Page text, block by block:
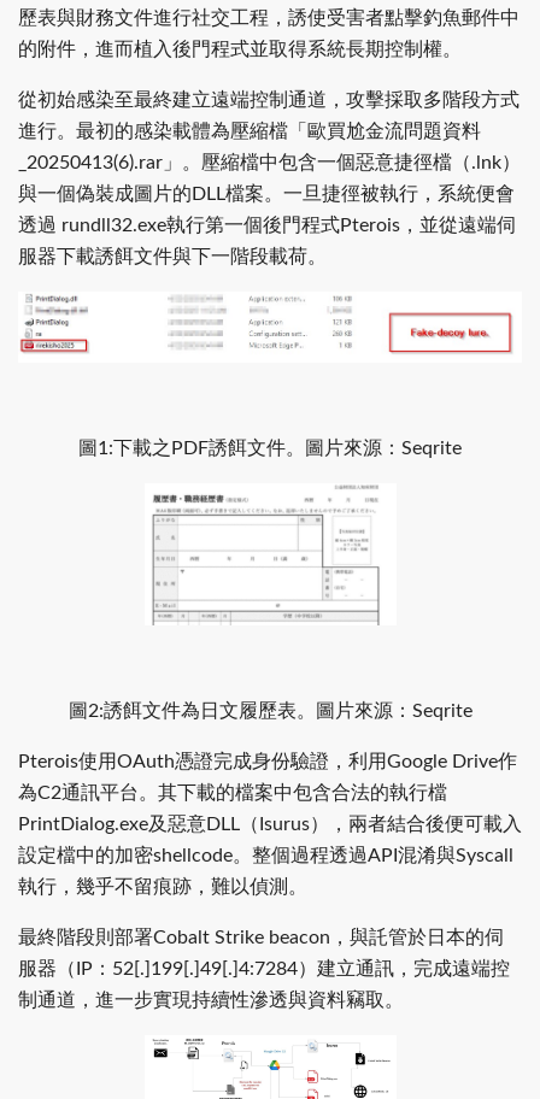
歷表與財務文件進行社交工程，誘使受害者點擊釣魚郵件中
的附件，進而植入後門程式並取得系統長期控制權。
從初始感染至最終建立遠端控制通道，攻擊採取多階段方式
進行。最初的感染載體為壓縮檔「歐買尬金流問題資料
_20250413(6).rar」。壓縮檔中包含一個惡意捷徑檔（.lnk）
與一個偽裝成圖片的DLL檔案。一旦捷徑被執行，系統便會
透過 rundll32.exe執行第一個後門程式Pterois，並從遠端伺
服器下載誘餌文件與下一階段載荷。
圖1:下載之PDF誘餌文件。圖片來源：Seqrite
圖2:誘餌文件為日文履歷表。圖片來源：Seqrite
Pterois使用OAuth憑證完成身份驗證，利用Google Drive作
為C2通訊平台。其下載的檔案中包含合法的執行檔
PrintDialog.exe及惡意DLL（Isurus），兩者結合後便可載入
設定檔中的加密shellcode。整個過程透過API混淆與Syscall
執行，幾乎不留痕跡，難以偵測。
最終階段則部署Cobalt Strike beacon，與託管於日本的伺
服器（IP：52[.]199[.]49[.]4:7284）建立通訊，完成遠端控
制通道，進一步實現持續性滲透與資料竊取。